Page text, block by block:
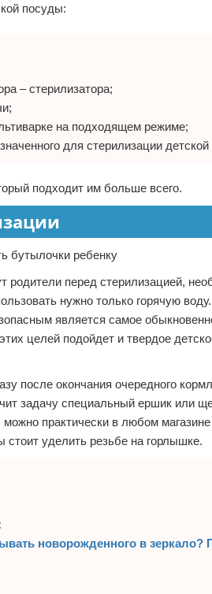
посуды:
– стерилизатора;
на подходящем режиме;
для стерилизации
подходит им больше всего.
родители перед стерилизацией,
нужно только горячую
является самое
целей подойдет и твердое
после окончания очередного
задачу специальный ершик
практически в любом
уделить резьбе на горлышке.
новорожденного в